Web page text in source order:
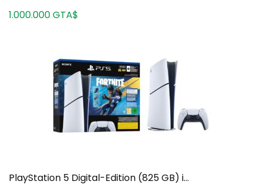
1.000.000 GTA$
PlayStation 5 Digital-Edition (825 GB) i...